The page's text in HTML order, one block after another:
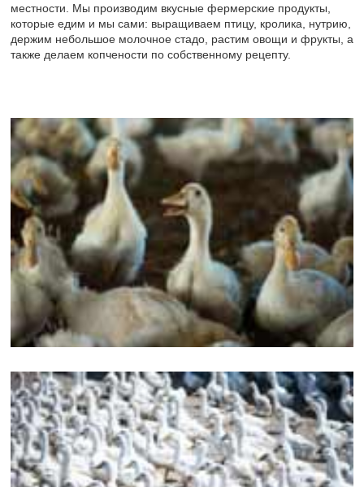
местности. Мы производим вкусные фермерские продукты,
которые едим и мы сами: выращиваем птицу, кролика, нутрию,
держим небольшое молочное стадо, растим овощи и фрукты, а
также делаем копчености по собственному рецепту.